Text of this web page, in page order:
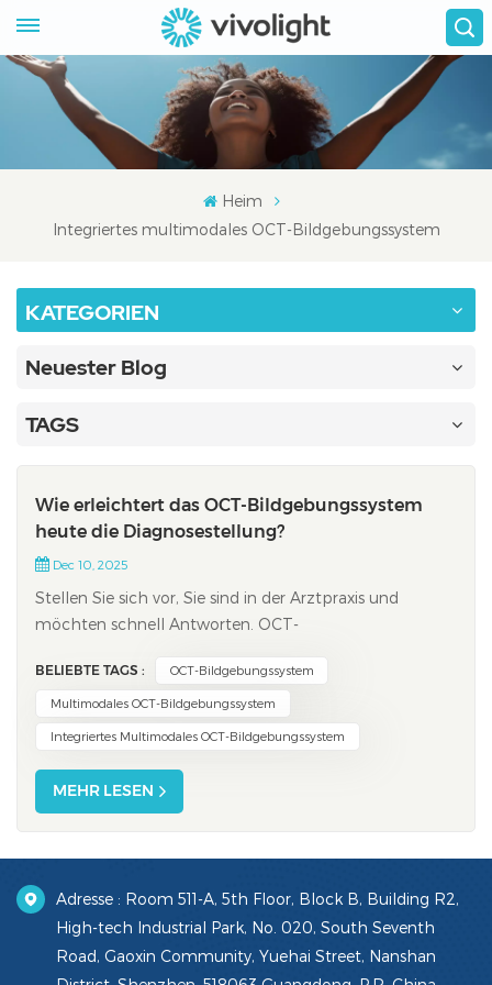
Heim
Integriertes multimodales OCT-Bildgebungssystem
KATEGORIEN
Neuester Blog
TAGS
Wie erleichtert das OCT-Bildgebungssystem
heute die Diagnosestellung?
Dec 10, 2025
Stellen Sie sich vor, Sie sind in der Arztpraxis und
möchten schnell Antworten. OCT-
Für Sie entstehen keine Schmerzen oder Risiken. Dank
dieser Technologie kann Ihr Arzt sofort in Ihren Körper
sehen. Sie erhalten präzisere Diagnosen und müssen
BELIEBTE TAGS : OCT-Bildgebungssystem
Multimodales OCT-Bildgebungssystem
Integriertes Multimodales OCT-Bildgebungssystem
MEHR LESEN
Adresse : Room 511-A, 5th Floor, Block B, Building R2,
High-tech Industrial Park, No. 020, South Seventh
Road, Gaoxin Community, Yuehai Street, Nanshan